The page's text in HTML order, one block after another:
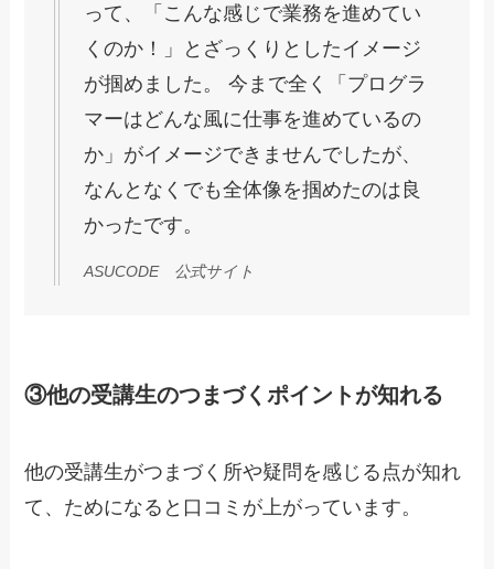
って、「こんな感じで業務を進めてい
くのか！」とざっくりとしたイメージ
が掴めました。 今まで全く「プログラ
マーはどんな風に仕事を進めているの
か」がイメージできませんでしたが、
なんとなくでも全体像を掴めたのは良
かったです。
ASUCODE 公式サイト
③他の受講生のつまづくポイントが知れる
他の受講生がつまづく所や疑問を感じる点が知れ
て、ためになると口コミが上がっています。